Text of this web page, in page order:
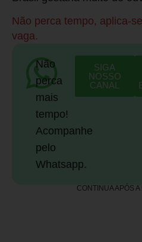
Não perca tempo, aplica-
vaga.
Não
perca
mais
tempo!
Acompanhe
pelo
Whatsapp.
SIGA
NOSSO
CANAL
CONTINUA APÓS